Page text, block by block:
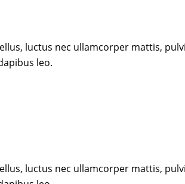
luctus nec ullamcorper mattis,
leo.
luctus nec ullamcorper mattis,